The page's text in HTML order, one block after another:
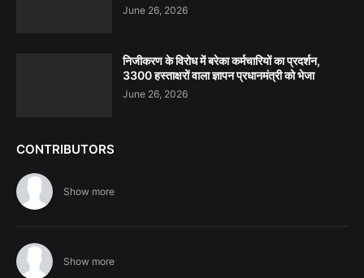
June 26, 2026
निजीकरण के विरोध में बरेका कर्मचारियों का प्रदर्शन,
3300 हस्ताक्षरों वाला ज्ञापन प्रधानमंत्री को भेजा
June 26, 2026
CONTRIBUTORS
Show more
Show more